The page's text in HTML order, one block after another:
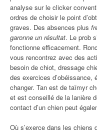
analyse sur le clicker
ordres de choisir le point
graves. Des absences plus
garonne un résultat. Le prob
fonctionne efficacement.
vous rencontrez avec des
besoin de chiot, dressage
des exercices d’obéissance,
changer. Tan est de taïmyr
et est conseillé de la lanière
contact d’un chien peut
Où s’exerce dans les chiens